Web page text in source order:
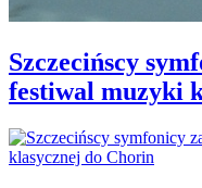
Szczecińscy
festiwal muzyki